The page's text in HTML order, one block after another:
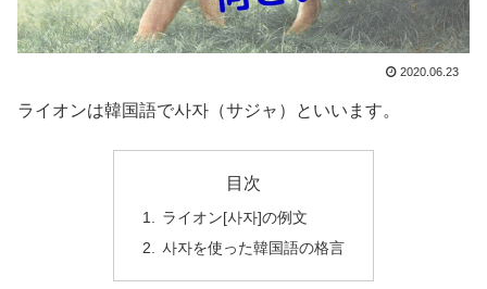
2020.06.23
ライオンは韓国語で사자（サジャ）といいます。
目次
ライオン[사자]の例文
사자を使った韓国語の格言